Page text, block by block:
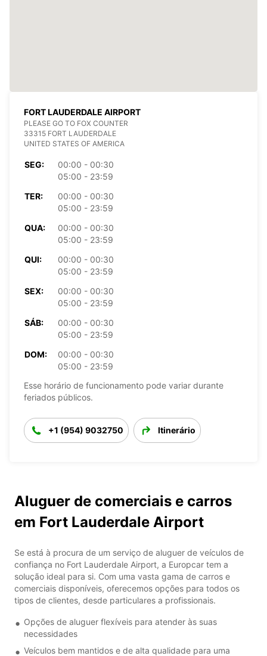
FORT LAUDERDALE AIRPORT
PLEASE GO TO FOX COUNTER
33315 FORT LAUDERDALE
UNITED STATES OF AMERICA
SEG:
00:00 - 00:30
05:00 - 23:59
TER:
00:00 - 00:30
05:00 - 23:59
QUA:
00:00 - 00:30
05:00 - 23:59
QUI:
00:00 - 00:30
05:00 - 23:59
SEX:
00:00 - 00:30
05:00 - 23:59
SÁB:
00:00 - 00:30
05:00 - 23:59
DOM:
00:00 - 00:30
05:00 - 23:59
Esse horário de funcionamento pode variar durante
feriados públicos.
+1 (954) 9032750 Itinerário
Aluguer de comerciais e carros
em Fort Lauderdale Airport
Se está à procura de um serviço de aluguer de veículos de
confiança no Fort Lauderdale Airport, a Europcar tem a
solução ideal para si. Com uma vasta gama de carros e
comerciais disponíveis, oferecemos opções para todos os
tipos de clientes, desde particulares a profissionais.
Opções de aluguer flexíveis para atender às suas
necessidades
Veículos bem mantidos e de alta qualidade para uma